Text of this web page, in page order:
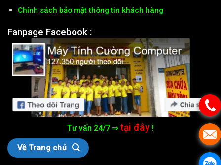
Chính sách bảo mật thông tin khách hàng
Fanpage Facebook :
Tư vấn 24/7 ⇒ tại đây !
Về Trang chủ